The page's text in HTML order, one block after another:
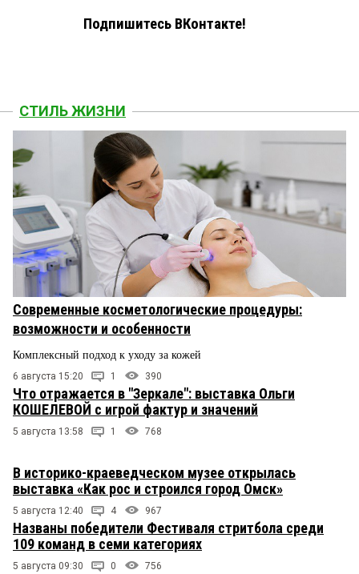
Подпишитесь ВКонтакте!
СТИЛЬ ЖИЗНИ
Современные косметологические процедуры:
возможности и особенности
Комплексный подход к уходу за кожей
6 августа 15:20 1 390
Что отражается в "Зеркале": выставка Ольги
КОШЕЛЕВОЙ с игрой фактур и значений
5 августа 13:58 1 768
В историко-краеведческом музее открылась
выставка «Как рос и строился город Омск»
5 августа 12:40 4 967
Названы победители Фестиваля стритбола среди
109 команд в семи категориях
5 августа 09:30 0 756